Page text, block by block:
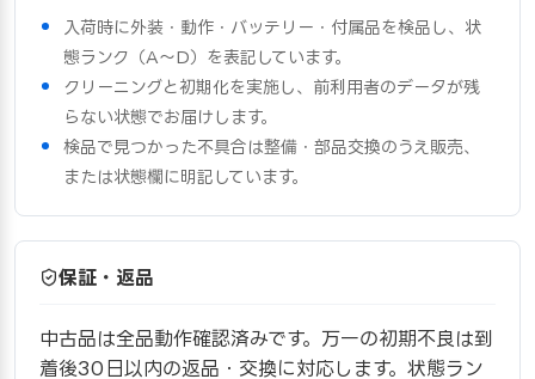
入荷時に外装・動作・バッテリー・付属品を検品し、状
態ランク（A〜D）を表記しています。
クリーニングと初期化を実施し、前利用者のデータが残
らない状態でお届けします。
検品で見つかった不具合は整備・部品交換のうえ販売、
または状態欄に明記しています。
保証・返品
中古品は全品動作確認済みです。万一の初期不良は到
着後30日以内の返品・交換に対応します。状態ラン